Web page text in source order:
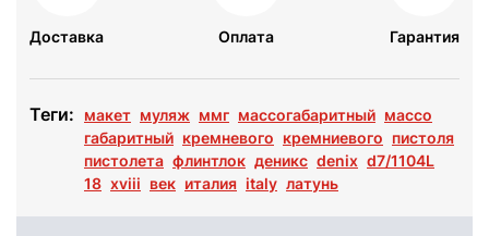
Доставка Оплата Гарантия
Теги: макет муляж ммг массогабаритный массо
габаритный кремневого кремниевого пистоля
пистолета флинтлок деникс denix d7/1104L
18 xviii век италия italy латунь